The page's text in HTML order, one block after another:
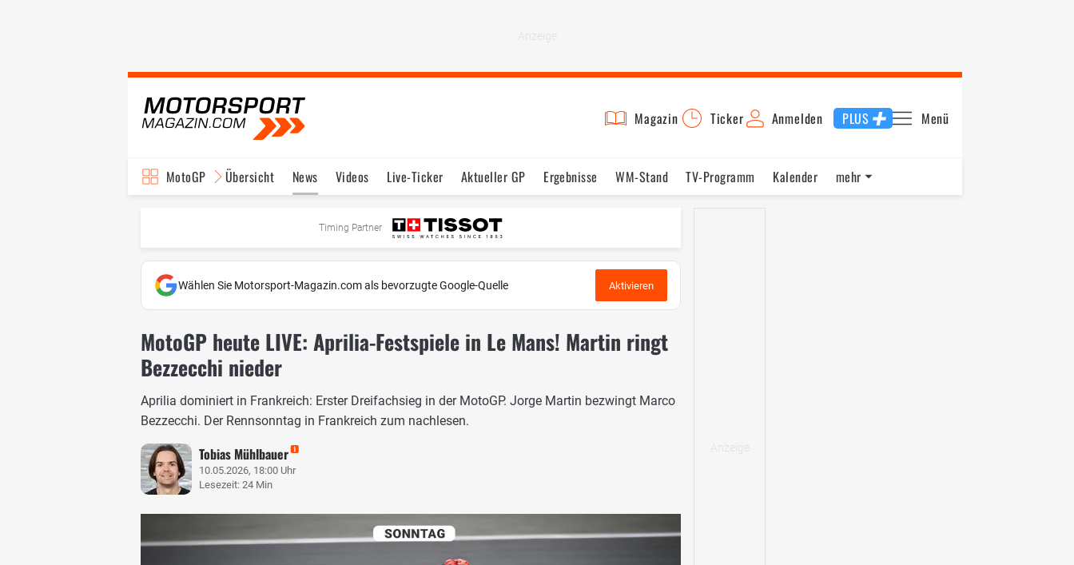
Magazin Ticker Anmelden PLUS Menü
MotoGP Übersicht News Videos Live-Ticker Aktueller GP Ergebnisse WM-Stand TV-Programm
Kalender
Testfahrten Reglement
mehr
Timing Partner
Wählen Sie Motorsport-Magazin.com als bevorzugte Google-Quelle Aktivieren
MotoGP heute LIVE: Aprilia-Festspiele in Le Mans! Martin ringt
Bezzecchi nieder
Aprilia dominiert in Frankreich: Erster Dreifachsieg in der MotoGP. Jorge Martin bezwingt Marco
Bezzecchi. Der Rennsonntag in Frankreich zum nachlesen.
Tobias Mühlbauer
10.05.2026, 18:00 Uhr
Lesezeit: 24 Min